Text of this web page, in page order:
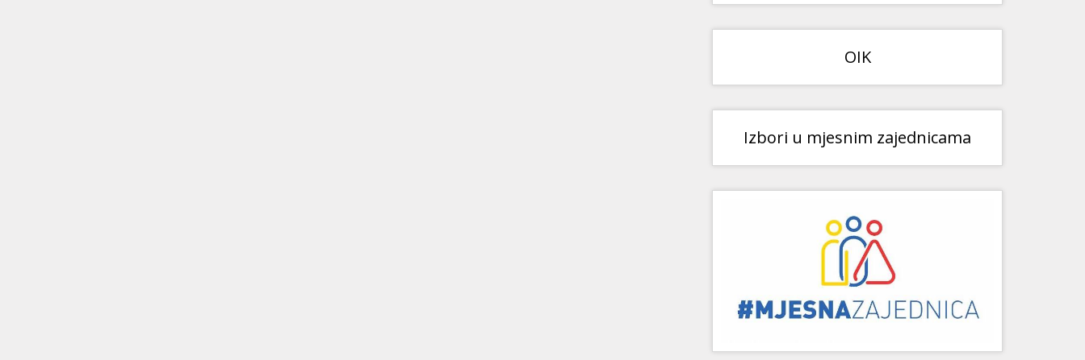
OIK
Izbori u mjesnim zajednicama